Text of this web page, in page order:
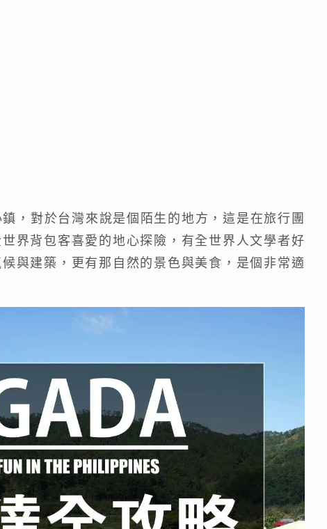
，對於台灣來說是個陌生的地方，這是在旅行團
界背包客喜愛的地心探險，有全世界人文學者好
與建築，更有那自然的景色與美食，是個非常適